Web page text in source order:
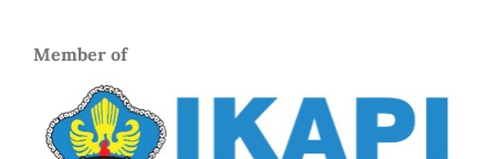
Member of